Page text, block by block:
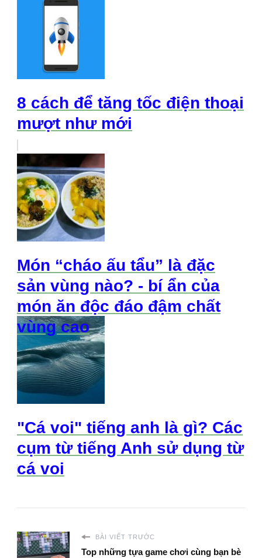
8 cách để tăng tốc điện thoại
mượt như mới
Món “cháo ấu tẩu” là đặc
sản vùng nào? - bí ẩn của
món ăn độc đáo đậm chất
vùng cao
"Cá voi" tiếng anh là gì? Các
cụm từ tiếng Anh sử dụng từ
cá voi
BÀI VIẾT TRƯỚC
Top những tựa game chơi cùng bạn bè